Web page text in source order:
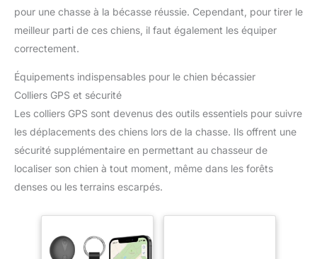
pour une chasse à la bécasse réussie. Cependant, pour tirer le
meilleur parti de ces chiens, il faut également les équiper
correctement.
Équipements indispensables pour le chien bécassier
Colliers GPS et sécurité
Les colliers GPS sont devenus des outils essentiels pour suivre
les déplacements des chiens lors de la chasse. Ils offrent une
sécurité supplémentaire en permettant au chasseur de
localiser son chien à tout moment, même dans les forêts
denses ou les terrains escarpés.